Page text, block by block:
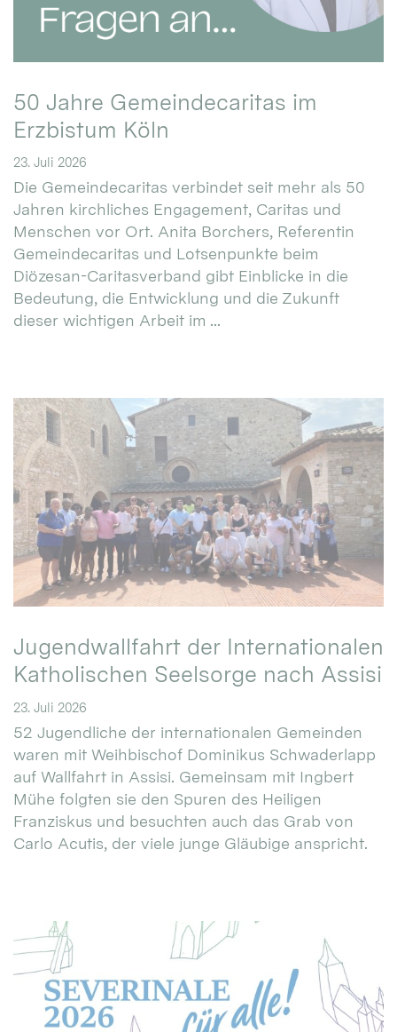
50 Jahre Gemeindecaritas im
Erzbistum Köln
23. Juli 2026
Die Gemeindecaritas verbindet seit mehr als 50
Jahren kirchliches Engagement, Caritas und
Menschen vor Ort. Anita Borchers, Referentin
Gemeindecaritas und Lotsenpunkte beim
Diözesan-Caritasverband gibt Einblicke in die
Bedeutung, die Entwicklung und die Zukunft
dieser wichtigen Arbeit im ...
Jugendwallfahrt der Internationalen
Katholischen Seelsorge nach Assisi
23. Juli 2026
52 Jugendliche der internationalen Gemeinden
waren mit Weihbischof Dominikus Schwaderlapp
auf Wallfahrt in Assisi. Gemeinsam mit Ingbert
Mühe folgten sie den Spuren des Heiligen
Franziskus und besuchten auch das Grab von
Carlo Acutis, der viele junge Gläubige anspricht.